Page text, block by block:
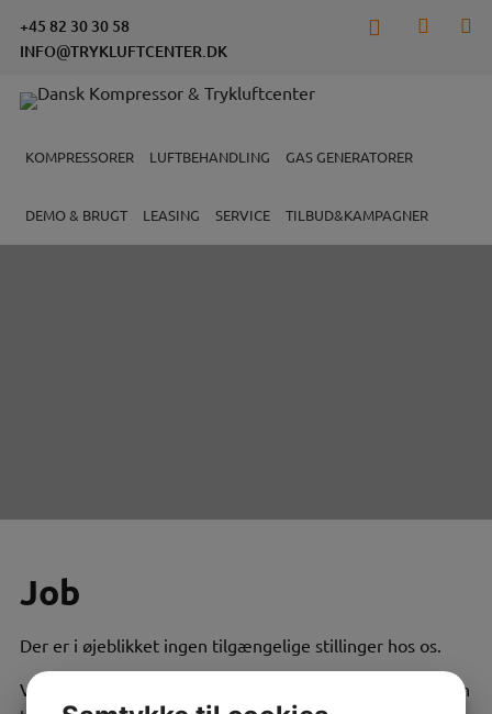
indholdet
+45 82 30 30 58
INFO@TRYKLUFTCENTER.DK
KOMPRESSORER LUFTBEHANDLING GAS GENERATORER
DEMO & BRUGT LEASING SERVICE TILBUD&KAMPAGNER
Job
Der er i øjeblikket ingen tilgængelige stillinger hos os.
Vi tager gerne imod uopfordrede ansøgninger – send den